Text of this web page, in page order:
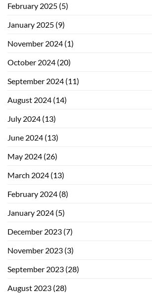
February 2025 (5)
January 2025 (9)
November 2024 (1)
October 2024 (20)
September 2024 (11)
August 2024 (14)
July 2024 (13)
June 2024 (13)
May 2024 (26)
March 2024 (13)
February 2024 (8)
January 2024 (5)
December 2023 (7)
November 2023 (3)
September 2023 (28)
August 2023 (28)